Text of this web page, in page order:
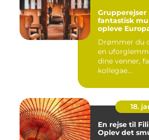
Grupperejser
fantastisk
opleve
Drømmer du
en
dine venner,
kollegae...
18.
En rejse til
Oplev det